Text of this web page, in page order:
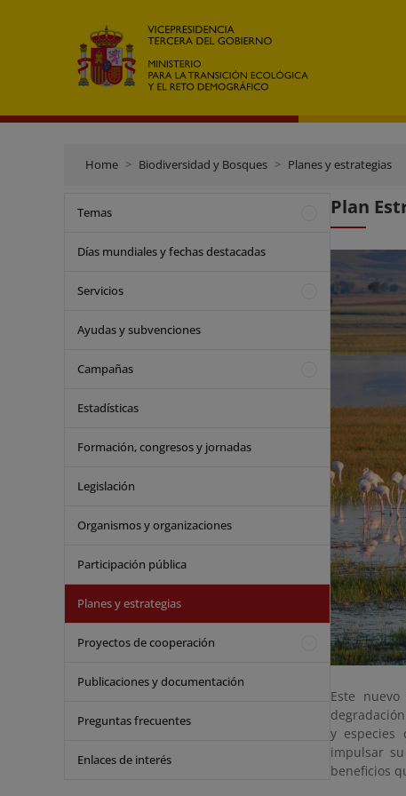
Home Biodiversidad y Bosques Planes y estrategias
Temas
Días mundiales y fechas destacadas
Servicios
Ayudas y subvenciones
Campañas
Estadísticas
Formación, congresos y jornadas
Legislación
Organismos y organizaciones
Participación pública
Planes y estrategias
Proyectos de cooperación
Publicaciones y documentación
Preguntas frecuentes
Enlaces de interés
Plan
Este
y especies
impulsar
beneficios